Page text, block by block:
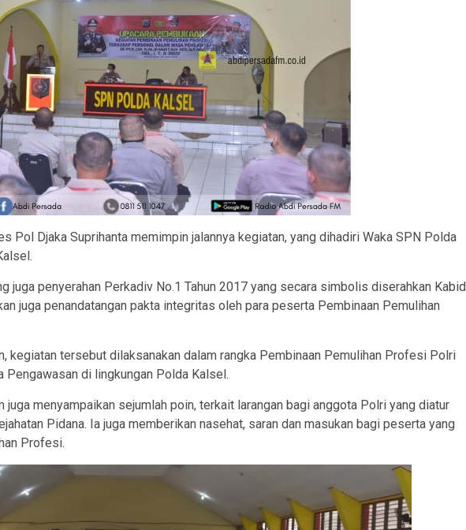
Pol Djaka Suprihanta memimpin jalannya kegiatan, yang dihadiri Waka SPN Polda
juga penyerahan Perkadiv No.1 Tahun 2017 yang secara simbolis diserahkan Kabid
juga penandatangan pakta integritas oleh para peserta Pembinaan Pemulihan
kegiatan tersebut dilaksanakan dalam rangka Pembinaan Pemulihan Profesi Polri
di lingkungan Polda Kalsel.
juga menyampaikan sejumlah poin, terkait larangan bagi anggota Polri yang diatur
Pidana. Ia juga memberikan nasehat, saran dan masukan bagi peserta yang
Profesi.